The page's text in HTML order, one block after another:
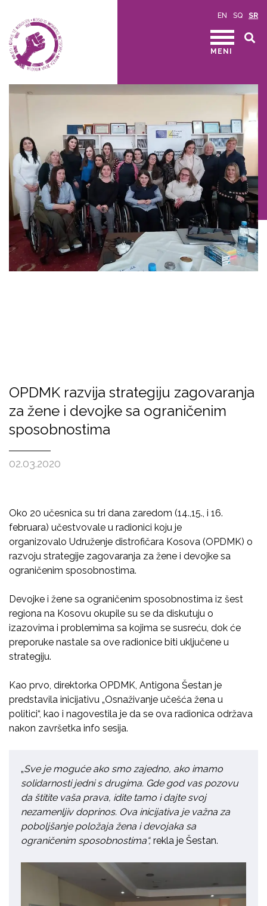
EN SQ SR
MENI
OPDMK razvija strategiju zagovaranja
za žene i devojke sa ograničenim
sposobnostima
02.03.2020
Oko 20 učesnica su tri dana zaredom (14.,15., i 16.
februara) učestvovale u radionici koju je
organizovalo Udruženje distrofičara Kosova (OPDMK) o
razvoju strategije zagovaranja za žene i devojke sa
ograničenim sposobnostima.
Devojke i žene sa ograničenim sposobnostima iz šest
regiona na Kosovu okupile su se da diskutuju o
izazovima i problemima sa kojima se susreću, dok će
preporuke nastale sa ove radionice biti uključene u
strategiju.
Kao prvo, direktorka OPDMK, Antigona Šestan je
predstavila inicijativu „Osnaživanje učešća žena u
politici“, kao i nagovestila je da se ova radionica održava
nakon završetka info sesija.
„Sve je moguće ako smo zajedno, ako imamo
solidarnostijedni s drugima. Gde god vas pozovu
da štitite vaša prava, idite tamo i dajte svoj
nezamenljivdoprinos. Ova inicijativa je važna za
poboljšanje položaja žena i devojaka sa
ograničenim sposobnostima“, rekla je Šestan.